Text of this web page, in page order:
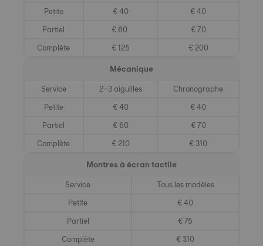
Petite
€ 40
€ 40
Partiel
€ 60
€ 70
Complète
€ 125 € 200
Mécanique
Service 2–3 aiguilles
Chronographe
Petite
€ 40
€ 40
Partiel
€ 60
€ 70
Complète
€ 210 € 310
Montres à écran tactile
Service
Tous les modèles
Petite
€ 40
Partiel
€ 75
Complète
€ 310